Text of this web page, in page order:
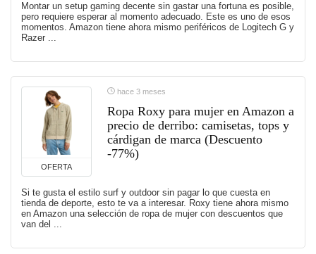
Montar un setup gaming decente sin gastar una fortuna es posible,
pero requiere esperar al momento adecuado. Este es uno de esos
momentos. Amazon tiene ahora mismo periféricos de Logitech G y
Razer ...
OFERTA
hace 3 meses
Ropa Roxy para mujer en Amazon a
precio de derribo: camisetas, tops y
cárdigan de marca (Descuento
-77%)
Si te gusta el estilo surf y outdoor sin pagar lo que cuesta en
tienda de deporte, esto te va a interesar. Roxy tiene ahora mismo
en Amazon una selección de ropa de mujer con descuentos que
van del ...